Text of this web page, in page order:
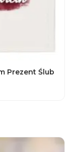
Prezent Ślub